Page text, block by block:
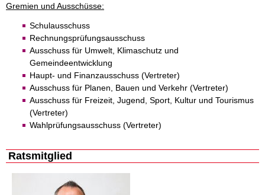
Gremien und Ausschüsse:
Schulausschuss
Rechnungsprüfungsausschuss
Ausschuss für Umwelt, Klimaschutz und
Gemeindeentwicklung
Haupt- und Finanzausschuss (Vertreter)
Ausschuss für Planen, Bauen und Verkehr (Vertreter)
Ausschuss für Freizeit, Jugend, Sport, Kultur und Tourismus
(Vertreter)
Wahlprüfungsausschuss (Vertreter)
Ratsmitglied